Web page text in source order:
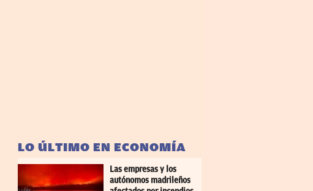
LO ÚLTIMO EN ECONOMÍA
Las empresas y los
autónomos madrileños